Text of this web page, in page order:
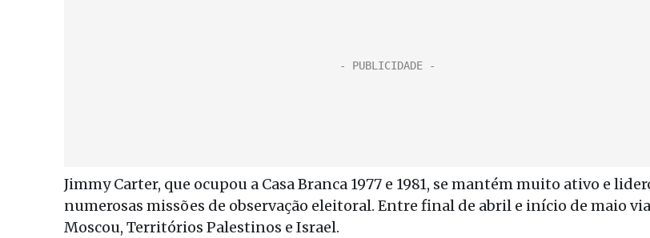
Jimmy Carter, que ocupou a Casa Branca 1977 e 1981, se mantém muito ativo e
numerosas missões de observação eleitoral. Entre final de abril e início de maio
Moscou, Territórios Palestinos e Israel.